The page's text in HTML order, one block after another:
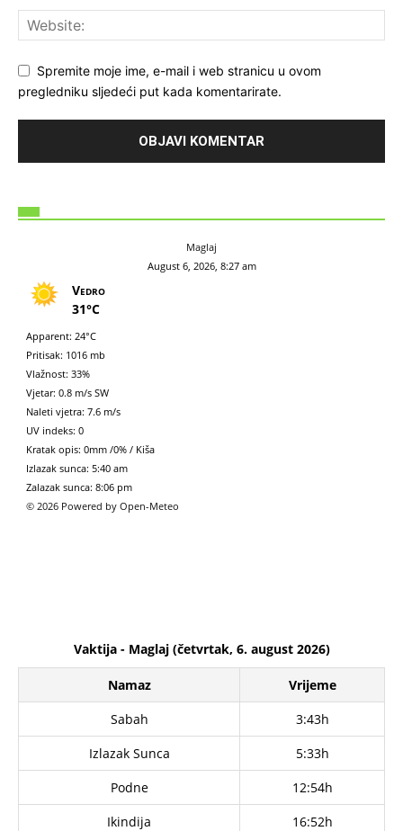
Spremite moje ime, e-mail i web stranicu u ovom
pregledniku sljedeći put kada komentarirate.
Maglaj
August 6, 2026, 8:27 am
Vedro
31°C
Apparent: 24°C
Pritisak: 1016 mb
Vlažnost: 33%
Vjetar: 0.8 m/s SW
Naleti vjetra: 7.6 m/s
UV indeks: 0
Kratak opis: 0mm /0% / Kiša
Izlazak sunca: 5:40 am
Zalazak sunca: 8:06 pm
© 2026 Powered by Open-Meteo
Vaktija - Maglaj (četvrtak, 6. august 2026)
Namaz
Vrijeme
Sabah
3:43h
Izlazak Sunca
5:33h
Podne
12:54h
Ikindija
16:52h